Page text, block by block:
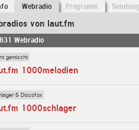
Webradio Programm
von laut.fm
Webradio
gemischt
1000melodien
& Discofox
1000schlager